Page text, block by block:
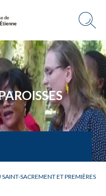
SAINT-SACREMENT ET PREMIÈRES